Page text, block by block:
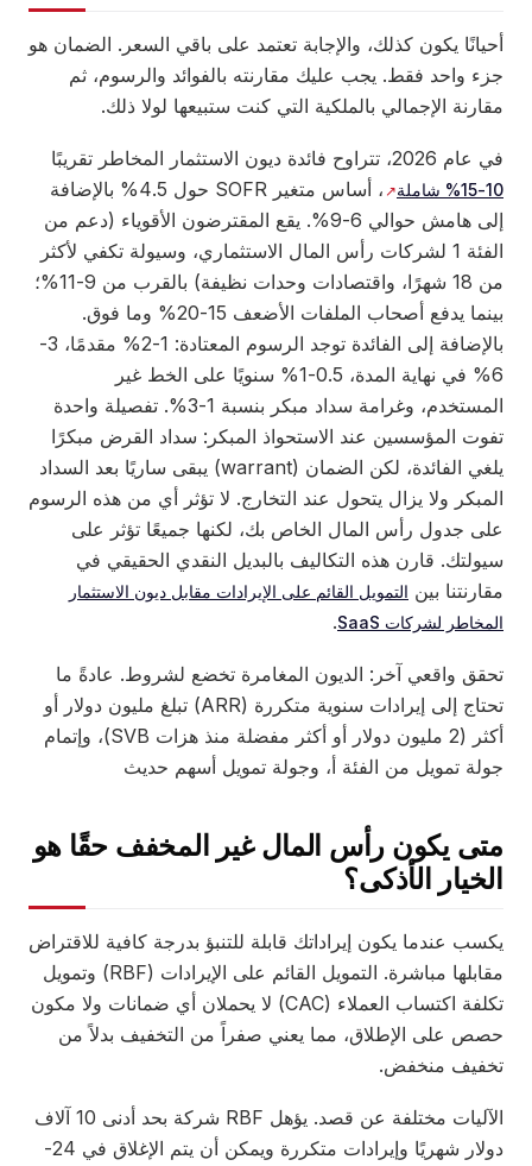
أحيانًا يكون كذلك، والإجابة تعتمد على باقي السعر. الضمان هو
جزء واحد فقط. يجب عليك مقارنته بالفوائد والرسوم، ثم
مقارنة الإجمالي بالملكية التي كنت ستبيعها لولا ذلك.
في عام 2026، تتراوح فائدة ديون الاستثمار المخاطر تقريبًا
10-15% شاملة
، أساس متغير SOFR حول 4.5% بالإضافة
إلى هامش حوالي 6-9%. يقع المقترضون الأقوياء (دعم من
الفئة 1 لشركات رأس المال الاستثماري، وسيولة تكفي لأكثر
من 18 شهرًا، واقتصادات وحدات نظيفة) بالقرب من 9-11%؛
بينما يدفع أصحاب الملفات الأضعف 15-20% وما فوق.
بالإضافة إلى الفائدة توجد الرسوم المعتادة: 1-2% مقدمًا، 3-
6% في نهاية المدة، 0.5-1% سنويًا على الخط غير
المستخدم، وغرامة سداد مبكر بنسبة 1-3%. تفصيلة واحدة
تفوت المؤسسين عند الاستحواذ المبكر: سداد القرض مبكرًا
يلغي الفائدة، لكن الضمان (warrant) يبقى ساريًا بعد السداد
المبكر ولا يزال يتحول عند التخارج. لا تؤثر أي من هذه الرسوم
على جدول رأس المال الخاص بك، لكنها جميعًا تؤثر على
سيولتك. قارن هذه التكاليف بالبديل النقدي الحقيقي في
مقارنتنا بين التمويل القائم على الإيرادات مقابل ديون الاستثمار
المخاطر لشركات SaaS
.
تحقق واقعي آخر: الديون المغامرة تخضع لشروط. عادةً ما
تحتاج إلى إيرادات سنوية متكررة (ARR) تبلغ مليون دولار أو
أكثر (2 مليون دولار أو أكثر مفضلة منذ هزات SVB)، وإتمام
جولة تمويل من الفئة أ، وجولة تمويل أسهم حديث
متى يكون رأس المال غير المخفف حقًا هو
الخيار الأذكى؟
يكسب عندما يكون إيراداتك قابلة للتنبؤ بدرجة كافية للاقتراض
مقابلها مباشرة. التمويل القائم على الإيرادات (RBF) وتمويل
تكلفة اكتساب العملاء (CAC) لا يحملان أي ضمانات ولا مكون
حصص على الإطلاق، مما يعني صفراً من التخفيف بدلاً من
تخفيف منخفض.
الآليات مختلفة عن قصد. يؤهل RBF شركة بحد أدنى 10 آلاف
دولار شهريًا وإيرادات متكررة ويمكن أن يتم الإغلاق في 24-